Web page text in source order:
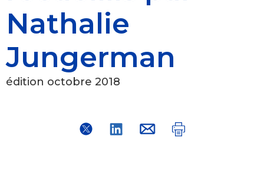
Nathalie
Jungerman
édition octobre 2018